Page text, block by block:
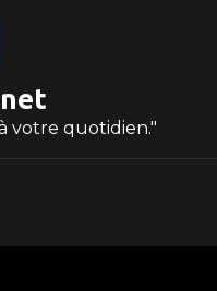
votre quotidien."